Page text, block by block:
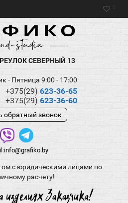
СЕВЕРНЫЙ 13
- Пятница 9:00 - 17:00
+375(29) 623-36-65
+375(29) 623-36-60
обратный звонок
info@grafiko.by
с юридическими лицами по
расчету!